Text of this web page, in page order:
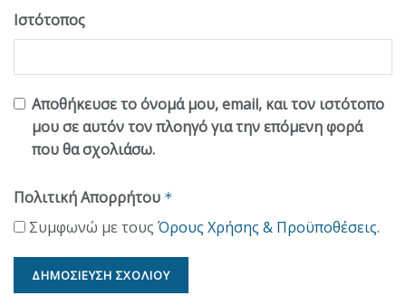
Ιστότοπος
Αποθήκευσε το όνομά μου, email, και τον ιστότοπο
μου σε αυτόν τον πλοηγό για την επόμενη φορά
που θα σχολιάσω.
Πολιτική Απορρήτου *
Συμφωνώ με τους Όρους Χρήσης & Προϋποθέσεις.